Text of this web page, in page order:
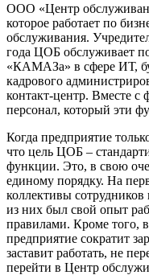
ООО «Центр
которое работает по
обслуживания.
года ЦОБ обслуживает
«КАМАЗа» в сфере ИТ,
кадрового
контакт-центр. Вместе
персонал, который эти
Когда предприятие
что цель ЦОБ –
функции. Это, в свою
единому порядку. На
коллективы
из них был свой опыт
правилами. Кроме того,
предприятие сократит
заставит работать, не
перейти в Центр